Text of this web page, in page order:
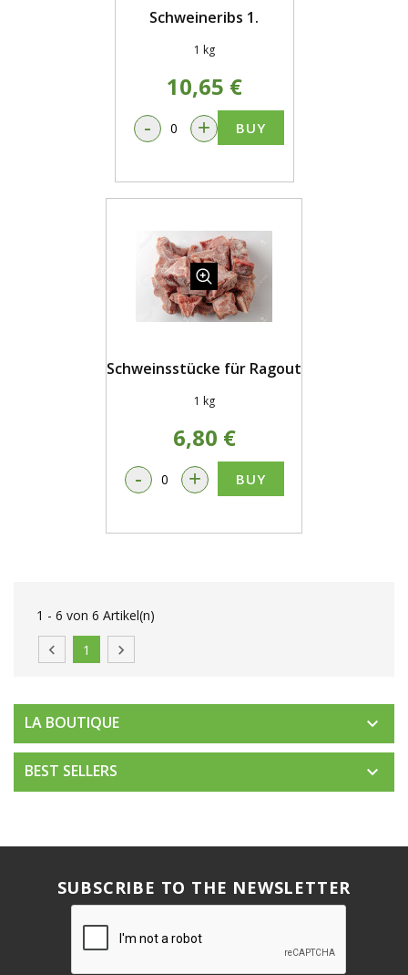
Schweineribs 1.
1 kg
10,65 €
- + BUY
Schweinsstücke für Ragout
1 kg
6,80 €
- + BUY
1 - 6 von 6 Artikel(n)
 1 
LA BOUTIQUE 
BEST SELLERS 
SUBSCRIBE TO THE NEWSLETTER